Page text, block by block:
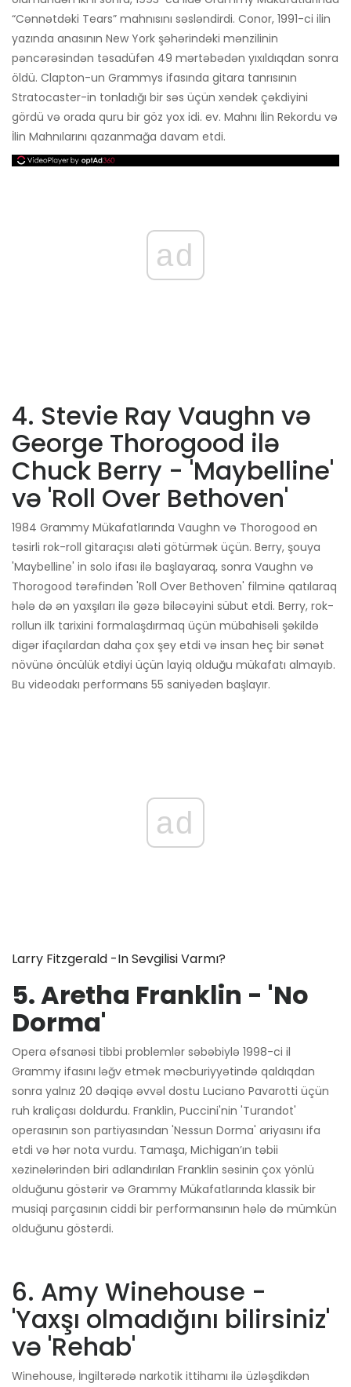
“Cənnətdəki Tears” mahnısını səsləndirdi. Conor, 1991-ci ilin
yazında anasının New York şəhərindəki mənzilinin
pəncərəsindən təsadüfən 49 mərtəbədən yıxıldıqdan sonra
öldü. Clapton-un Grammys ifasında gitara tanrısının
Stratocaster-in tonladığı bir səs üçün xəndək çəkdiyini
gördü və orada quru bir göz yox idi. ev. Mahnı İlin Rekordu və
İlin Mahnılarını qazanmağa davam etdi.
ad
4. Stevie Ray Vaughn və
George Thorogood ilə
Chuck Berry - 'Maybelline'
və 'Roll Over Bethoven'
1984 Grammy Mükafatlarında Vaughn və Thorogood ən
təsirli rok-roll gitaraçısı aləti götürmək üçün. Berry, şouya
'Maybelline' in solo ifası ilə başlayaraq, sonra Vaughn və
Thorogood tərəfindən 'Roll Over Bethoven' filminə qatılaraq
hələ də ən yaxşıları ilə gəzə biləcəyini sübut etdi. Berry, rok-
rollun ilk tarixini formalaşdırmaq üçün mübahisəli şəkildə
digər ifaçılardan daha çox şey etdi və insan heç bir sənət
növünə öncülük etdiyi üçün layiq olduğu mükafatı almayıb.
Bu videodakı performans 55 saniyədən başlayır.
ad
Larry Fitzgerald -ın Sevgilisi Varmı?
5. Aretha Franklin - 'No
Dorma'
Opera əfsanəsi tibbi problemlər səbəbiylə 1998-ci il
Grammy ifasını ləğv etmək məcburiyyətində qaldıqdan
sonra yalnız 20 dəqiqə əvvəl dostu Luciano Pavarotti üçün
ruh kraliçası doldurdu. Franklin, Puccini'nin 'Turandot'
operasının son partiyasından 'Nessun Dorma' ariyasını ifa
etdi və hər nota vurdu. Tamaşa, Michigan’ın təbii
xəzinələrindən biri adlandırılan Franklin səsinin çox yönlü
olduğunu göstərir və Grammy Mükafatlarında klassik bir
musiqi parçasının ciddi bir performansının hələ də mümkün
olduğunu göstərdi.
6. Amy Winehouse -
'Yaxşı olmadığını bilirsiniz'
və 'Rehab'
Winehouse, İngiltərədə narkotik ittihamı ilə üzləşdikdən